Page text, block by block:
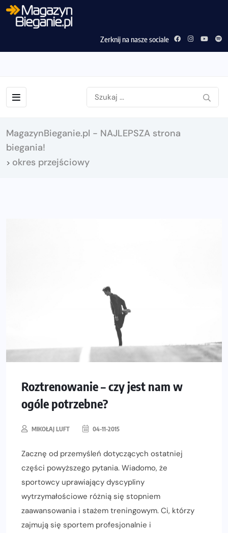
Zerknij na nasze sociale
MagazynBieganie.pl - NAJLEPSZA strona
biegania!
> okres przejściowy
Roztrenowanie – czy jest nam w
ogóle potrzebne?
MIKOŁAJ LUFT 04-11-2015
Zacznę od przemyśleń dotyczących ostatniej
części powyższego pytania. Wiadomo, że
sportowcy uprawiający dyscypliny
wytrzymałościowe różnią się stopniem
zaawansowania i stażem treningowym. Ci, którzy
zajmują się sportem profesjonalnie i